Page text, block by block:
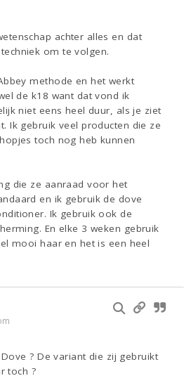
achter alles en dat
om te volgen.
methode en het werkt
de k18 want dat vond ik
niet eens heel duur, als je ziet
Ik gebruik veel producten die ze
toch nog heb kunnen
die ze aanraad voor het
en ik gebruik de dove
Ik gebruik ook de
En elke 3 weken gebruik
mooi haar en het is een heel
? De variant die zij gebruikt
toch ?